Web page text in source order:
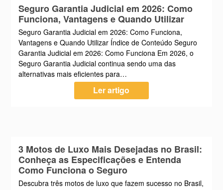
Seguro Garantia Judicial em 2026: Como
Funciona, Vantagens e Quando Utilizar
Seguro Garantia Judicial em 2026: Como Funciona,
Vantagens e Quando Utilizar Índice de Conteúdo Seguro
Garantia Judicial em 2026: Como Funciona Em 2026, o
Seguro Garantia Judicial continua sendo uma das
alternativas mais eficientes para…
Ler artigo
3 Motos de Luxo Mais Desejadas no Brasil:
Conheça as Especificações e Entenda
Como Funciona o Seguro
Descubra três motos de luxo que fazem sucesso no Brasil,